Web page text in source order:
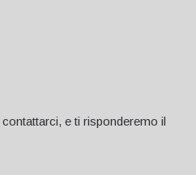
contattarci, e ti risponderemo il